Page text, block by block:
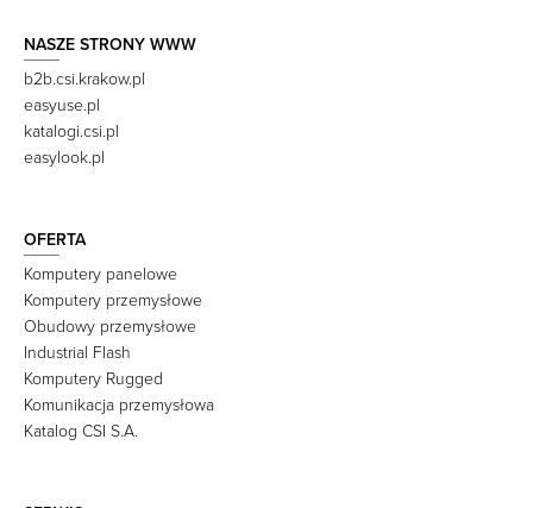
NASZE STRONY WWW
b2b.csi.krakow.pl
easyuse.pl
katalogi.csi.pl
easylook.pl
OFERTA
Komputery panelowe
Komputery przemysłowe
Obudowy przemysłowe
Industrial Flash
Komputery Rugged
Komunikacja przemysłowa
Katalog CSI S.A.